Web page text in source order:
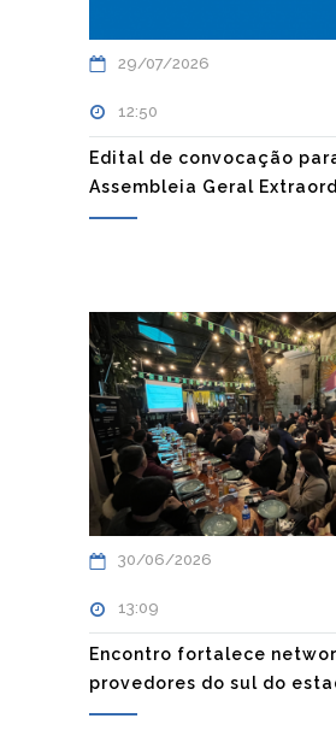
29/07/2026
12:50
Edital de convocação
Assembleia Geral
30/06/2026
13:09
Encontro fortalece
provedores do sul do